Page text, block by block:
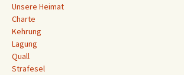
Unsere Heimat
Charte
Kehrung
Lagung
Quall
Strafesel